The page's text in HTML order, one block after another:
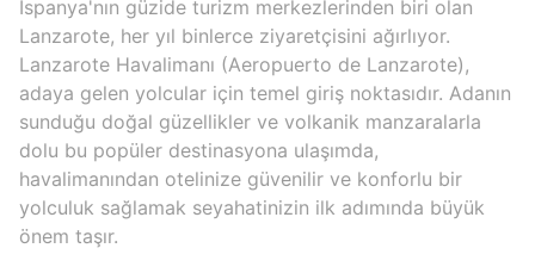
İspanya'nın güzide turizm merkezlerinden biri olan
Lanzarote, her yıl binlerce ziyaretçisini ağırlıyor.
Lanzarote Havalimanı (Aeropuerto de Lanzarote),
adaya gelen yolcular için temel giriş noktasıdır. Adanın
sunduğu doğal güzellikler ve volkanik manzaralarla
dolu bu popüler destinasyona ulaşımda,
havalimanından otelinize güvenilir ve konforlu bir
yolculuk sağlamak seyahatinizin ilk adımında büyük
önem taşır.